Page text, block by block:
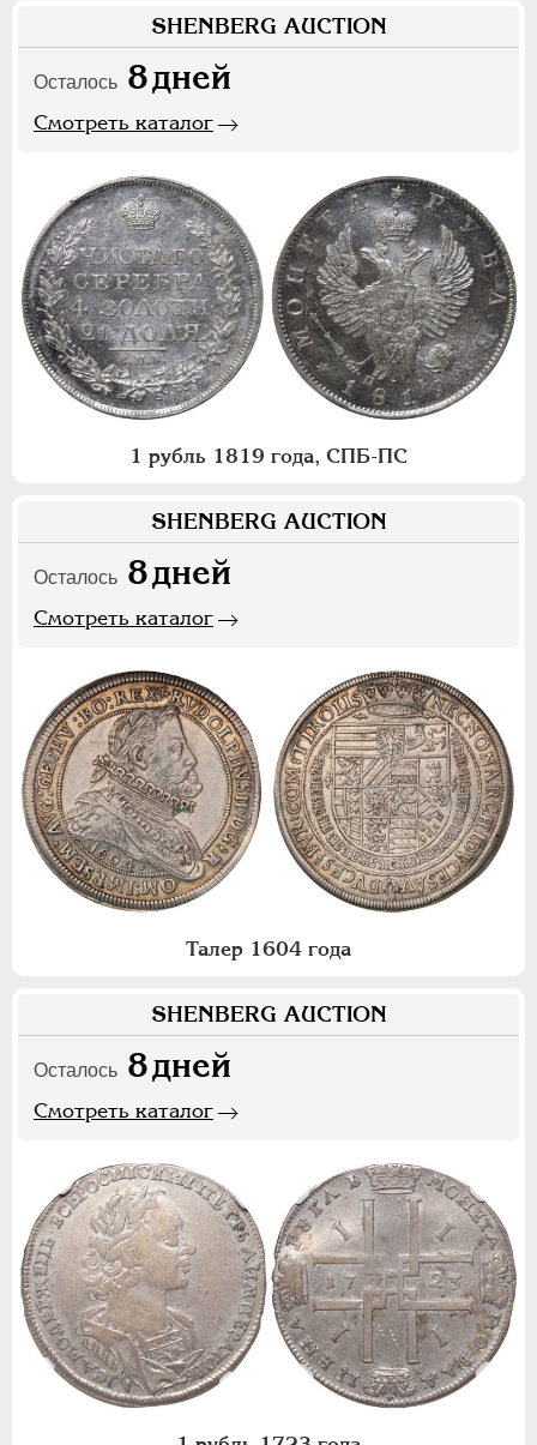
SHENBERG AUCTION
Осталось 8дней
Смотреть каталог
1 рубль 1819 года, СПБ-ПС
SHENBERG AUCTION
Осталось 8дней
Смотреть каталог
Талер 1604 года
SHENBERG AUCTION
Осталось 8дней
Смотреть каталог